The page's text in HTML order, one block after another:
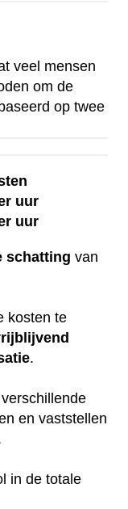
veel mensen
om de
op twee
uur
uur
schatting van
kosten te
.
en vaststellen
in de totale